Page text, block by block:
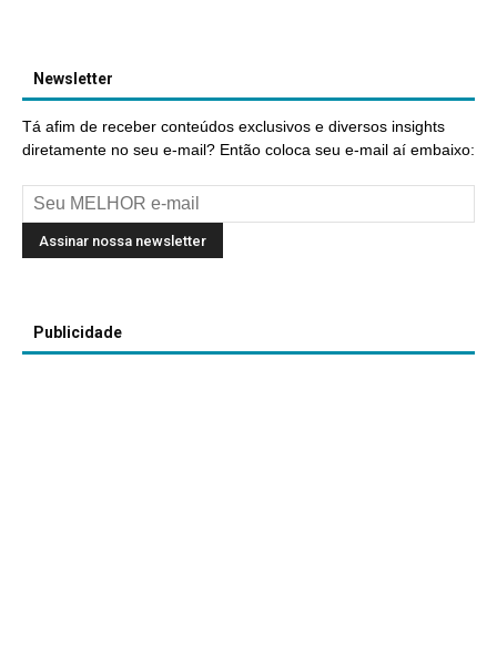
Newsletter
Tá afim de receber conteúdos exclusivos e diversos insights
diretamente no seu e-mail? Então coloca seu e-mail aí embaixo:
Publicidade